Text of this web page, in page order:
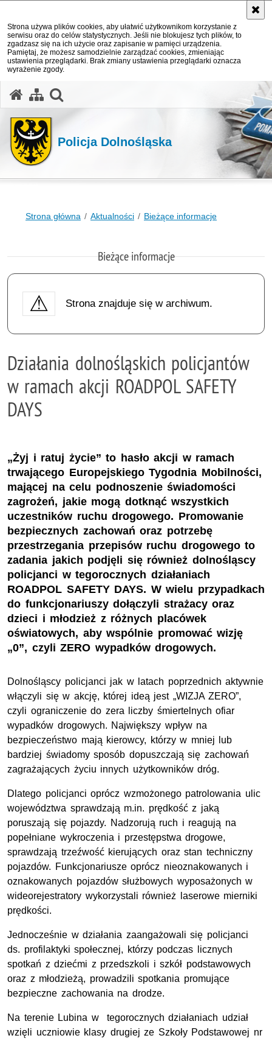
Strona używa plików cookies, aby ułatwić użytkownikom korzystanie z
serwisu oraz do celów statystycznych. Jeśli nie blokujesz tych plików, to
zgadzasz się na ich użycie oraz zapisanie w pamięci urządzenia.
Pamiętaj, że możesz samodzielnie zarządzać cookies, zmieniając
ustawienia przeglądarki. Brak zmiany ustawienia przeglądarki oznacza
wyrażenie zgody.
Policja Dolnośląska
Strona główna Aktualności Bieżące informacje
Bieżące informacje
Strona znajduje się w archiwum.
Działania dolnośląskich policjantów
w ramach akcji ROADPOL SAFETY
DAYS
„Żyj i ratuj życie” to hasło akcji w ramach
trwającego Europejskiego Tygodnia Mobilności,
mającej na celu podnoszenie świadomości
zagrożeń, jakie mogą dotknąć wszystkich
uczestników ruchu drogowego. Promowanie
bezpiecznych zachowań oraz potrzebę
przestrzegania przepisów ruchu drogowego to
zadania jakich podjęli się również dolnośląscy
policjanci w tegorocznych działaniach
ROADPOL SAFETY DAYS. W wielu przypadkach
do funkcjonariuszy dołączyli strażacy oraz
dzieci i młodzież z różnych placówek
oświatowych, aby wspólnie promować wizję
„0”, czyli ZERO wypadków drogowych.
Dolnośląscy policjanci jak w latach poprzednich aktywnie
włączyli się w akcję, której ideą jest „WIZJA ZERO”,
czyli ograniczenie do zera liczby śmiertelnych ofiar
wypadków drogowych. Największy wpływ na
bezpieczeństwo mają kierowcy, którzy w mniej lub
bardziej świadomy sposób dopuszczają się zachowań
zagrażających życiu innych użytkowników dróg.
Dlatego policjanci oprócz wzmożonego patrolowania ulic
województwa sprawdzają m.in. prędkość z jaką
poruszają się pojazdy. Nadzorują ruch i reagują na
popełniane wykroczenia i przestępstwa drogowe,
sprawdzają trzeźwość kierujących oraz stan techniczny
pojazdów. Funkcjonariusze oprócz nieoznakowanych i
oznakowanych pojazdów służbowych wyposażonych w
wideorejestratory wykorzystali również laserowe mierniki
prędkości.
Jednocześnie w działania zaangażowali się policjanci
ds. profilaktyki społecznej, którzy podczas licznych
spotkań z dziećmi z przedszkoli i szkół podstawowych
oraz z młodzieżą, prowadzili spotkania promujące
bezpieczne zachowania na drodze.
Na terenie Lubina w tegorocznych działaniach udział
wzięli uczniowie klasy drugiej ze Szkoły Podstawowej nr